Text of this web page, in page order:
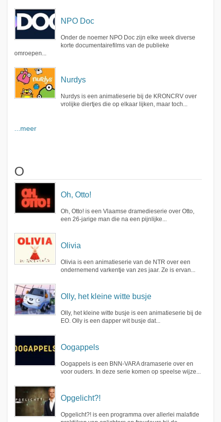
NPO Doc
Onder de noemer NPO Doc zijn elke week diverse
korte documentairefilms van de publieke
omroepen...
Nurdys
Nurdys is een animatieserie bij de KRONCRV over
vrolijke diertjes die op elkaar lijken, maar toch...
...meer
O
Oh, Otto!
Oh, Otto! is een Vlaamse dramedieserie over Otto,
een 26-jarige man die na een pijnlijke...
Olivia
Olivia is een animatieserie van de NTR over een
ondernemend varkentje van zes jaar. Ze is ervan...
Olly, het kleine witte busje
Olly, het kleine witte busje is een animatieserie bij de
EO. Olly is een dapper wit busje dat...
Oogappels
Oogappels is een BNN-VARA dramaserie over en
voor ouders. In deze serie komen op speelse wijze...
Opgelicht?!
Opgelicht?! is een programma over allerlei malafide